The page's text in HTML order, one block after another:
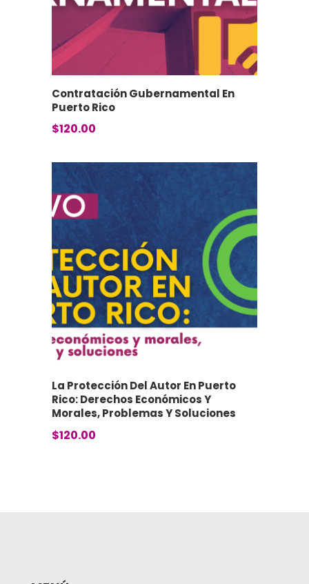
Contratación Gubernamental En
Puerto Rico
$120.00
La Protección Del Autor En Puerto
Rico: Derechos Económicos Y
Morales, Problemas Y Soluciones
$120.00